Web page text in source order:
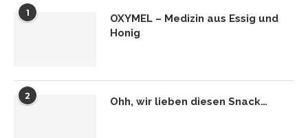
1
OXYMEL – Medizin aus Essig und
Honig
2 Ohh, wir lieben diesen Snack…